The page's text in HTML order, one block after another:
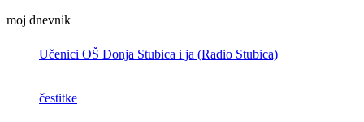
moj dnevnik
Učenici OŠ Donja Stubica i ja (Radio Stubica)
čestitke